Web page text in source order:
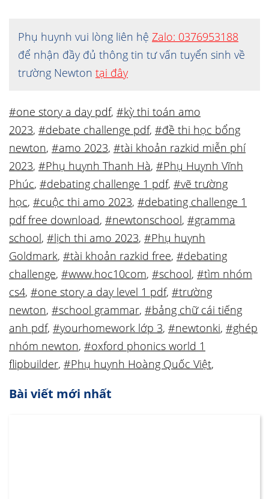
Phụ huynh vui lòng liên hệ Zalo: 0376953188
để nhận đầy đủ thông tin tư vấn tuyển sinh về
trường Newton tại đây
#one story a day pdf, #kỳ thi toán amo
2023, #debate challenge pdf, #đề thi học bổng
newton, #amo 2023, #tài khoản razkid miễn phí
2023, #Phụ huynh Thanh Hà, #Phụ Huynh Vĩnh
Phúc, #debating challenge 1 pdf, #vẽ trường
học, #cuộc thi amo 2023, #debating challenge 1
pdf free download, #newtonschool, #gramma
school, #lịch thi amo 2023, #Phụ huynh
Goldmark, #tài khoản razkid free, #debating
challenge, #www.hoc10com, #school, #tìm nhóm
cs4, #one story a day level 1 pdf, #trường
newton, #school grammar, #bảng chữ cái tiếng
anh pdf, #yourhomework lớp 3, #newtonki, #ghép
nhóm newton, #oxford phonics world 1
flipbuilder, #Phụ huynh Hoàng Quốc Việt,
Bài viết mới nhất